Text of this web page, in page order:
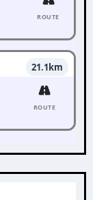
ROUTE
21.1km
ROUTE